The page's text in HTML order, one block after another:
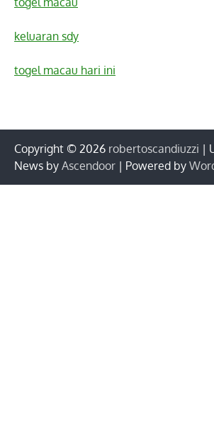
keluaran sdy
togel macau hari ini
Copyright © 2026 robertoscandiuzzi |
News by Ascendoor | Powered by